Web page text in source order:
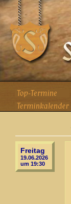
Freitag
19.06.2026
um 19:30